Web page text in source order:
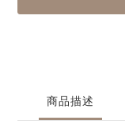
商品描述